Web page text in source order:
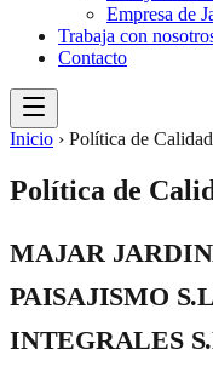
Empresa de
Trabaja con
Contacto
Inicio › Política de
Política de
MAJAR
PAISAJISMO
INTEGRALES